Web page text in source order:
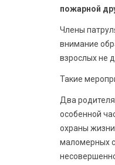
пожарной
Члены
внимание
взрослых не
Такие
Два
особенной
охраны
маломерных